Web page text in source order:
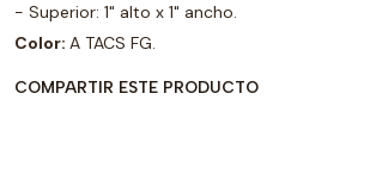
- Superior: 1" alto x 1" ancho.
Color: A TACS FG.
COMPARTIR ESTE PRODUCTO